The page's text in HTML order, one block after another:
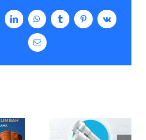
LinkedInWhatsAppTumblrPinterestVk
Email